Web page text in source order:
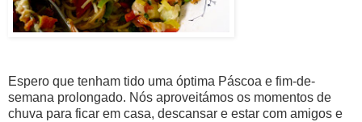
Espero que tenham tido uma óptima Páscoa e fim-de-
semana prolongado. Nós aproveitámos os momentos de
chuva para ficar em casa, descansar e estar com amigos e